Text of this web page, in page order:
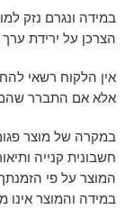
במידה ונגרם נזק
הצרכן על ירידת
אין הלקוח רשאי
אלא אם התברר שהם
במקרה של מוצר
חשבונית קנייה
המוצר על פי
במידה והמוצר אינו